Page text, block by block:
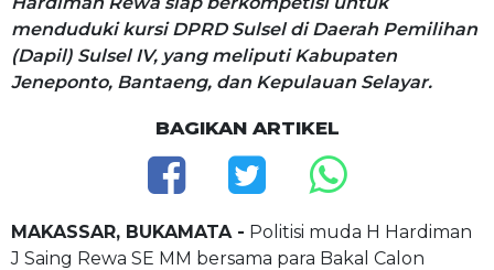
menduduki kursi DPRD Sulsel di Daerah Pemilihan
(Dapil) Sulsel IV, yang meliputi Kabupaten
Jeneponto, Bantaeng, dan Kepulauan Selayar.
BAGIKAN ARTIKEL
MAKASSAR, BUKAMATA - Politisi muda H Hardiman
J Saing Rewa SE MM bersama para Bakal Calon